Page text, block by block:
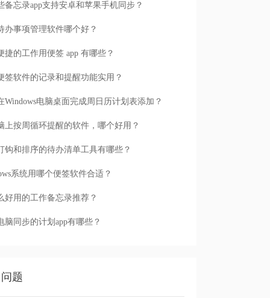
备忘录app支持安卓和苹果手机同步？
办事项管理软件哪个好？
捷的工作用便签 app 有哪些？
签软件的记录和提醒功能实用？
Windows电脑桌面完成周日历计划表添加？
上按周循环提醒的软件，哪个好用？
钩和排序的待办清单工具有哪些？
系统用哪个便签软件合适？
好用的工作备忘录推荐？
脑同步的计划app有哪些？
题